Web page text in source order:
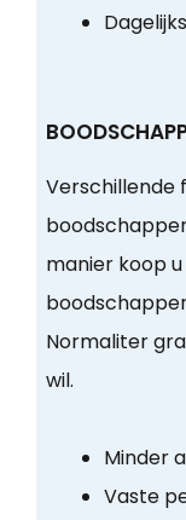
Verschillende
manier koop
Normaliter
wil.
Minder
Vaste